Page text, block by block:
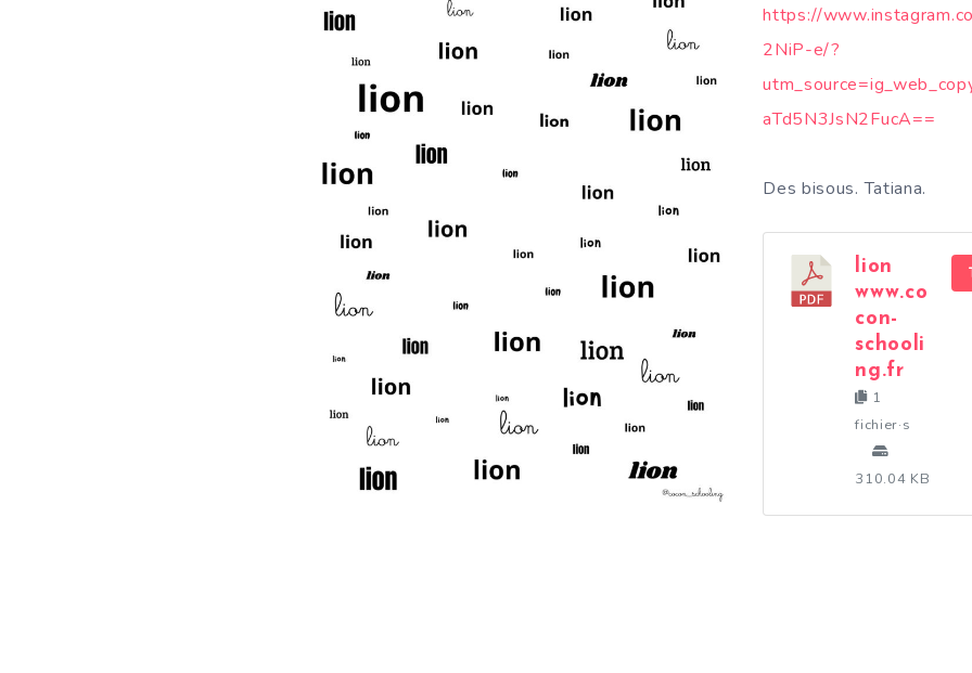
https://
2NiP-e/?
aTd5N3JsN2FucA==
Des bisous. Tatiana.
lion
www.co
con-
schooli
ng.fr
1
fichier·s
310.04 KB